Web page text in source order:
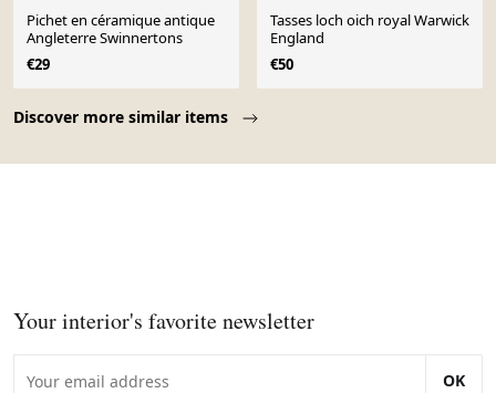
Discover more similar items
Pichet en céramique antique
Angleterre Swinnertons
€29
Tasses loch oich royal Warwick
England
€50
Your interior's favorite newsletter
OK